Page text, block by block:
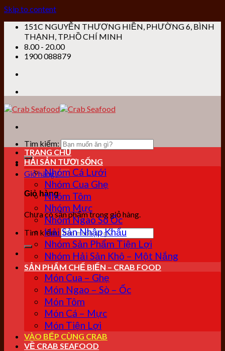
Skip to content
151C NGUYỄN THƯỢNG HIỀN, PHƯỜNG 6, BÌNH
THẠNH, TP.HỒ CHÍ MINH
8.00 - 20.00
1900 088879
Tìm kiếm:
Giỏ hàng /0₫
Giỏ hàng
Chưa có sản phẩm trong giỏ hàng.
Tìm kiếm:
TRANG CHỦ
HẢI SẢN TƯƠI SỐNG
Nhóm Cá Lưới
Nhóm Cua Ghẹ
Nhóm Tôm
Nhóm Mực
Nhóm Ngao Sò Ốc
Hải Sản Nhập Khẩu
Nhóm Sản Phẩm Tiện Lợi
Nhóm Hải Sản Khô – Một Nắng
SẢN PHẨM CHẾ BIẾN – CRAB FOOD
Món Cua – Ghẹ
Món Ngao – Sò – Ốc
Món Tôm
Món Cá – Mực
Món Tiện Lợi
VÀO BẾP CÙNG CRAB
VỀ CRAB SEAFOOD